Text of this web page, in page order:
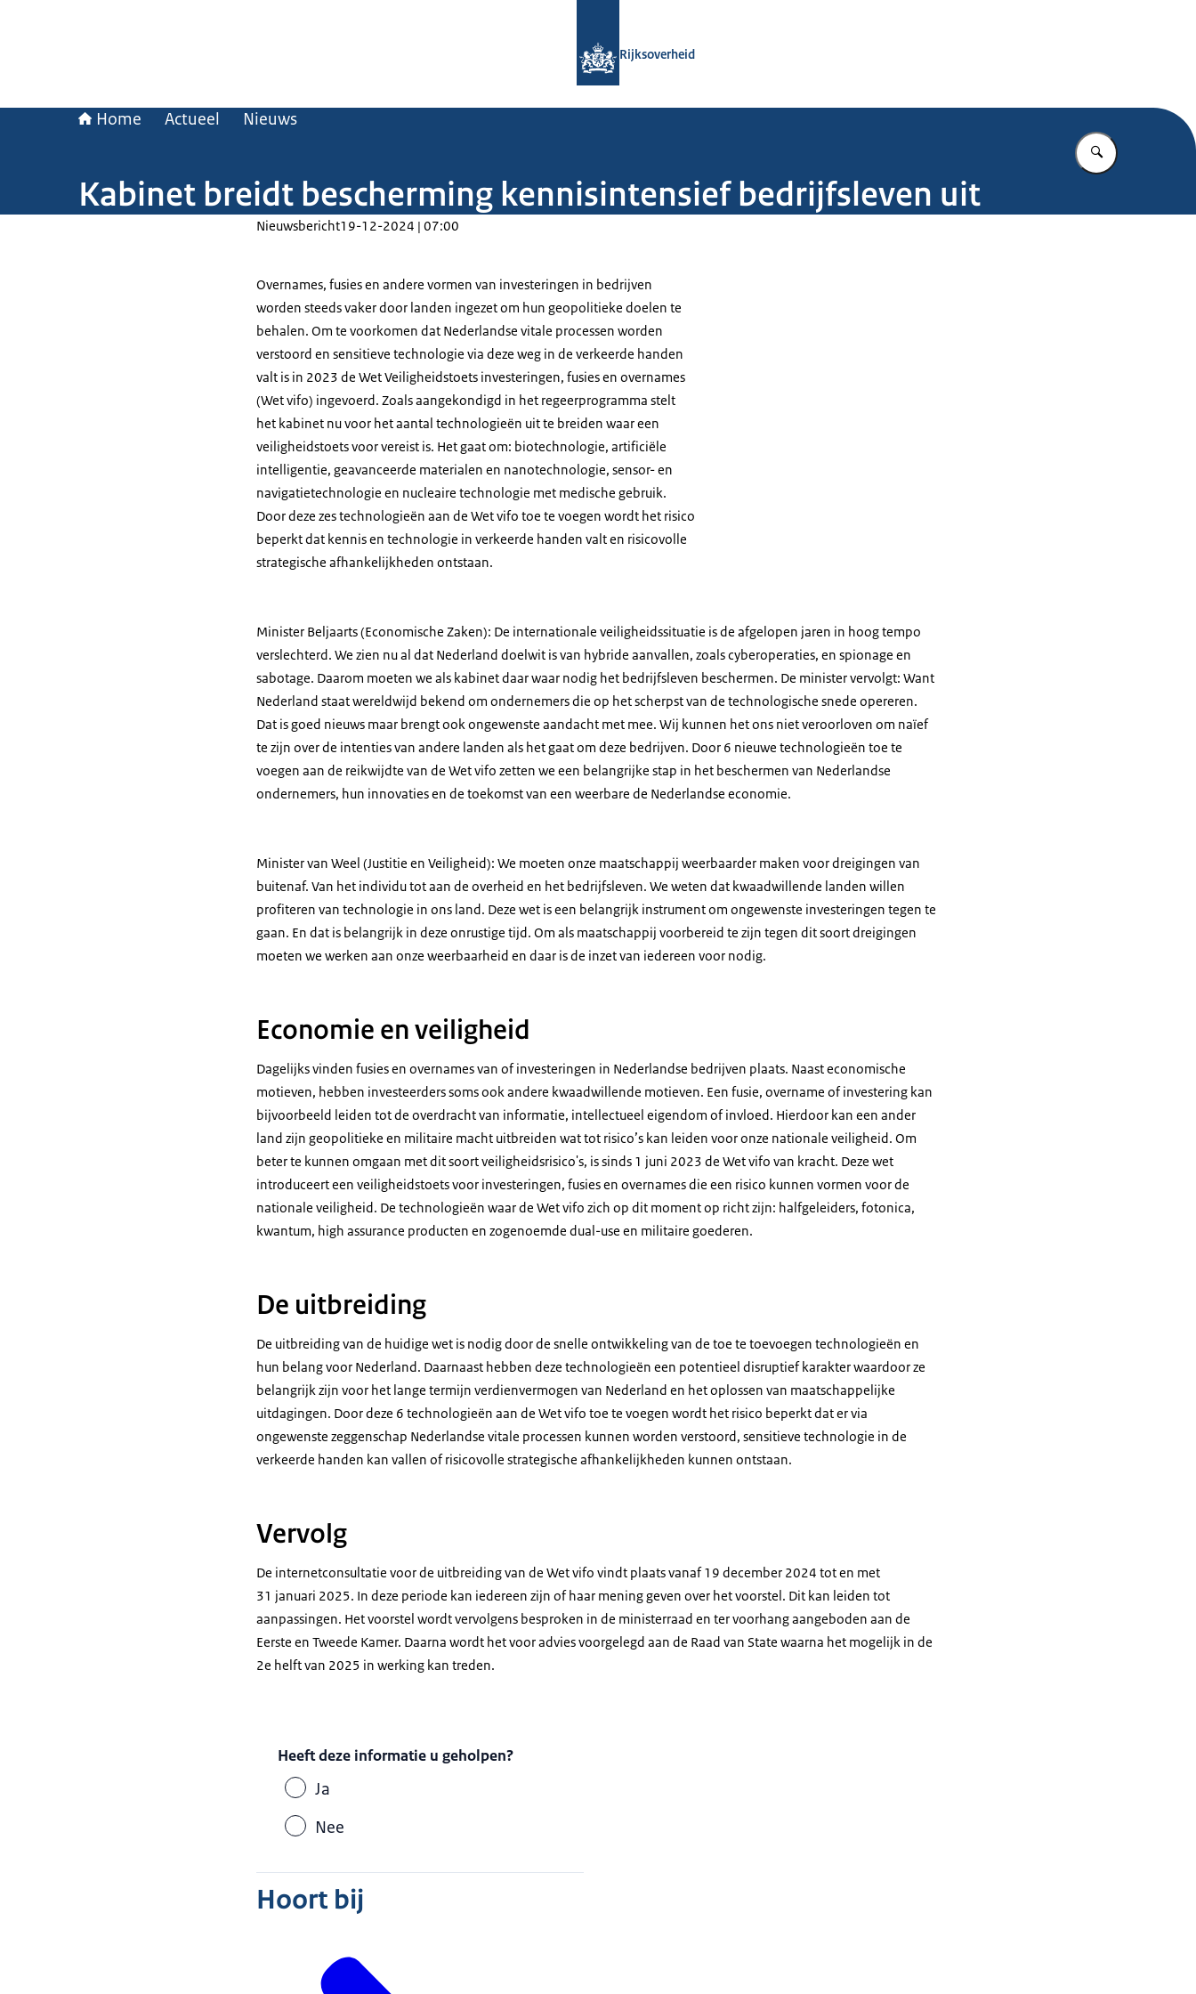
Rijksoverheid
Home Actueel Nieuws
Vul in wat u
Kabinet breidt bescherming kennisintensief bedrijfsleven uit
Nieuwsbericht19-12-2024 | 07:00
Overnames, fusies en andere vormen van investeringen in bedrijven
worden steeds vaker door landen ingezet om hun geopolitieke doelen te
behalen. Om te voorkomen dat Nederlandse vitale processen worden
verstoord en sensitieve technologie via deze weg in de verkeerde handen
valt is in 2023 de Wet Veiligheidstoets investeringen, fusies en overnames
(Wet vifo) ingevoerd. Zoals aangekondigd in het regeerprogramma stelt
het kabinet nu voor het aantal technologieën uit te breiden waar een
veiligheidstoets voor vereist is. Het gaat om: biotechnologie, artificiële
intelligentie, geavanceerde materialen en nanotechnologie, sensor- en
navigatietechnologie en nucleaire technologie met medische gebruik.
Door deze zes technologieën aan de Wet vifo toe te voegen wordt het risico
beperkt dat kennis en technologie in verkeerde handen valt en risicovolle
strategische afhankelijkheden ontstaan.
Minister Beljaarts (Economische Zaken): De internationale veiligheidssituatie is de afgelopen jaren in hoog tempo
verslechterd. We zien nu al dat Nederland doelwit is van hybride aanvallen, zoals cyberoperaties, en spionage en
sabotage. Daarom moeten we als kabinet daar waar nodig het bedrijfsleven beschermen. De minister vervolgt: Want
Nederland staat wereldwijd bekend om ondernemers die op het scherpst van de technologische snede opereren.
Dat is goed nieuws maar brengt ook ongewenste aandacht met mee. Wij kunnen het ons niet veroorloven om naïef
te zijn over de intenties van andere landen als het gaat om deze bedrijven. Door 6 nieuwe technologieën toe te
voegen aan de reikwijdte van de Wet vifo zetten we een belangrijke stap in het beschermen van Nederlandse
ondernemers, hun innovaties en de toekomst van een weerbare de Nederlandse economie.
Minister van Weel (Justitie en Veiligheid): We moeten onze maatschappij weerbaarder maken voor dreigingen van
buitenaf. Van het individu tot aan de overheid en het bedrijfsleven. We weten dat kwaadwillende landen willen
profiteren van technologie in ons land. Deze wet is een belangrijk instrument om ongewenste investeringen tegen te
gaan. En dat is belangrijk in deze onrustige tijd. Om als maatschappij voorbereid te zijn tegen dit soort dreigingen
moeten we werken aan onze weerbaarheid en daar is de inzet van iedereen voor nodig.
Economie en veiligheid
Dagelijks vinden fusies en overnames van of investeringen in Nederlandse bedrijven plaats. Naast economische
motieven, hebben investeerders soms ook andere kwaadwillende motieven. Een fusie, overname of investering kan
bijvoorbeeld leiden tot de overdracht van informatie, intellectueel eigendom of invloed. Hierdoor kan een ander
land zijn geopolitieke en militaire macht uitbreiden wat tot risico’s kan leiden voor onze nationale veiligheid. Om
beter te kunnen omgaan met dit soort veiligheidsrisico's, is sinds 1 juni 2023 de Wet vifo van kracht. Deze wet
introduceert een veiligheidstoets voor investeringen, fusies en overnames die een risico kunnen vormen voor de
nationale veiligheid. De technologieën waar de Wet vifo zich op dit moment op richt zijn: halfgeleiders, fotonica,
kwantum, high assurance producten en zogenoemde dual-use en militaire goederen.
De uitbreiding
De uitbreiding van de huidige wet is nodig door de snelle ontwikkeling van de toe te toevoegen technologieën en
hun belang voor Nederland. Daarnaast hebben deze technologieën een potentieel disruptief karakter waardoor ze
belangrijk zijn voor het lange termijn verdienvermogen van Nederland en het oplossen van maatschappelijke
uitdagingen. Door deze 6 technologieën aan de Wet vifo toe te voegen wordt het risico beperkt dat er via
ongewenste zeggenschap Nederlandse vitale processen kunnen worden verstoord, sensitieve technologie in de
verkeerde handen kan vallen of risicovolle strategische afhankelijkheden kunnen ontstaan.
Vervolg
De internetconsultatie voor de uitbreiding van de Wet vifo vindt plaats vanaf 19 december 2024 tot en met
31 januari 2025. In deze periode kan iedereen zijn of haar mening geven over het voorstel. Dit kan leiden tot
aanpassingen. Het voorstel wordt vervolgens besproken in de ministerraad en ter voorhang aangeboden aan de
Eerste en Tweede Kamer. Daarna wordt het voor advies voorgelegd aan de Raad van State waarna het mogelijk in de
2e helft van 2025 in werking kan treden.
Heeft deze informatie u geholpen?
Ja
Nee
Hoort bij